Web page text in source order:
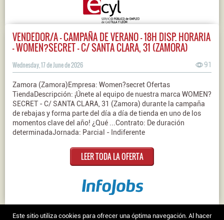
VENDEDOR/A - CAMPAÑA DE VERANO - 18H DISP. HORARIA
- WOMEN?SECRET - C/ SANTA CLARA, 31 (ZAMORA)
Wednesday, 17 de June de 2026 91
Zamora (Zamora)Empresa: Women?secret Ofertas
TiendaDescripción: ¡Únete al equipo de nuestra marca WOMEN?
SECRET - C/ SANTA CLARA, 31 (Zamora) durante la campaña
de rebajas y forma parte del día a día de tienda en uno de los
momentos clave del año! ¿Qué ...Contrato: De duración
determinadaJornada: Parcial - Indiferente
LEER TODA LA OFERTA
Nosotros|Contacto| Ofertas en Twitter|Aviso legal|Política de
Este sitio utiliza cookies para ofrecer una óptima navegación. Al hacer